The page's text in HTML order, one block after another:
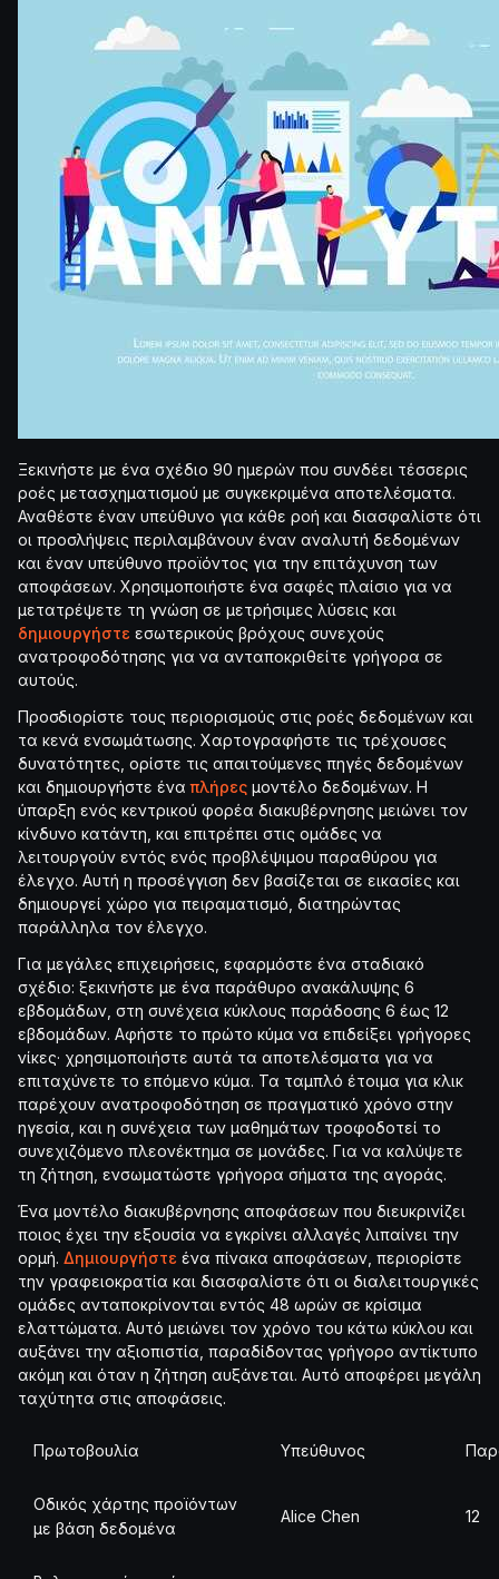
Ξεκινήστε με ένα σχέδιο 90 ημερών που συνδέει τέσσερις
ροές μετασχηματισμού με συγκεκριμένα αποτελέσματα.
Αναθέστε έναν υπεύθυνο για κάθε ροή και διασφαλίστε ότι
οι προσλήψεις περιλαμβάνουν έναν αναλυτή δεδομένων
και έναν υπεύθυνο προϊόντος για την επιτάχυνση των
αποφάσεων. Χρησιμοποιήστε ένα σαφές πλαίσιο για να
μετατρέψετε τη γνώση σε μετρήσιμες λύσεις και
δημιουργήστε εσωτερικούς βρόχους συνεχούς
ανατροφοδότησης για να ανταποκριθείτε γρήγορα σε
αυτούς.
Προσδιορίστε τους περιορισμούς στις ροές δεδομένων και
τα κενά ενσωμάτωσης. Χαρτογραφήστε τις τρέχουσες
δυνατότητες, ορίστε τις απαιτούμενες πηγές δεδομένων
και δημιουργήστε έναπλήρες μοντέλο δεδομένων. Η
ύπαρξη ενός κεντρικού φορέα διακυβέρνησης μειώνει τον
κίνδυνο κατάντη, και επιτρέπει στις ομάδες να
λειτουργούν εντός ενός προβλέψιμου παραθύρου για
έλεγχο. Αυτή η προσέγγιση δεν βασίζεται σε εικασίες και
δημιουργεί χώρο για πειραματισμό, διατηρώντας
παράλληλα τον έλεγχο.
Για μεγάλες επιχειρήσεις, εφαρμόστε ένα σταδιακό
σχέδιο: ξεκινήστε με ένα παράθυρο ανακάλυψης 6
εβδομάδων, στη συνέχεια κύκλους παράδοσης 6 έως 12
εβδομάδων. Αφήστε το πρώτο κύμα να επιδείξει γρήγορες
νίκες· χρησιμοποιήστε αυτά τα αποτελέσματα για να
επιταχύνετε το επόμενο κύμα. Τα ταμπλό έτοιμα για κλικ
παρέχουν ανατροφοδότηση σε πραγματικό χρόνο στην
ηγεσία, και η συνέχεια των μαθημάτων τροφοδοτεί το
συνεχιζόμενο πλεονέκτημα σε μονάδες. Για να καλύψετε
τη ζήτηση, ενσωματώστε γρήγορα σήματα της αγοράς.
Ένα μοντέλο διακυβέρνησης αποφάσεων που διευκρινίζει
ποιος έχει την εξουσία να εγκρίνει αλλαγές λιπαίνει την
ορμή. Δημιουργήστε ένα πίνακα αποφάσεων, περιορίστε
την γραφειοκρατία και διασφαλίστε ότι οι διαλειτουργικές
ομάδες ανταποκρίνονται εντός 48 ωρών σε κρίσιμα
ελαττώματα. Αυτό μειώνει τον χρόνο του κάτω κύκλου και
αυξάνει την αξιοπιστία, παραδίδοντας γρήγορο αντίκτυπο
ακόμη και όταν η ζήτηση αυξάνεται. Αυτό αποφέρει μεγάλη
ταχύτητα στις αποφάσεις.
Πρωτοβουλία Υπεύθυνος
Οδικός χάρτης προϊόντων
με βάση δεδομένα
Alice Chen 12